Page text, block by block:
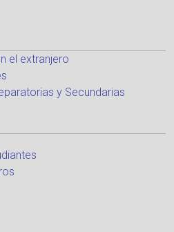
el extranjero
y Secundarias